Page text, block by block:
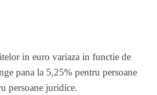
in euro variaza in functie de
pana la 5,25% pentru persoane
persoane juridice.